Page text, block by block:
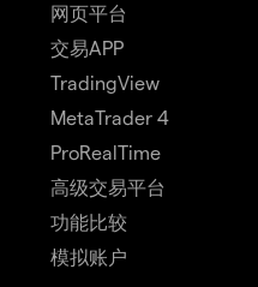
网页平台
交易APP
TradingView
MetaTrader 4
ProRealTime
高级交易平台
功能比较
模拟账户